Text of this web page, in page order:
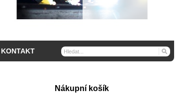
KONTAKT
Nákupní košík